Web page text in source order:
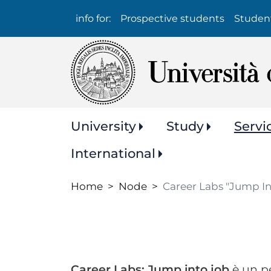
Info
per:
info for: Prospective students
Navigazione
principale
University Study
International
Home Node Career Labs "Jump